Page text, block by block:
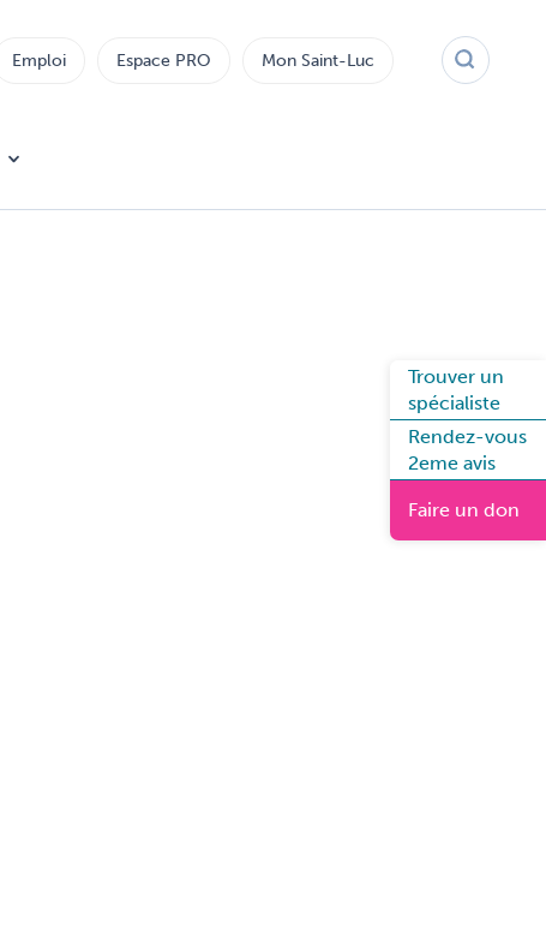
Emploi Espace PRO Mon Saint-Luc
Trouver un
spécialiste
Rendez-vous
2eme avis
Faire un don